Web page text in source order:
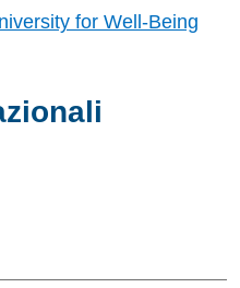
for Well-Being